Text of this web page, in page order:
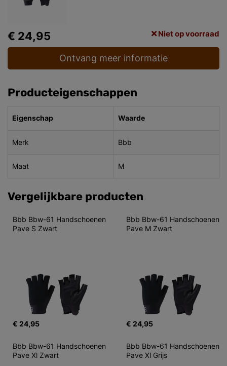
€ 24,95 Niet op voorraad
Ontvang meer informatie
Producteigenschappen
Eigenschap Waarde
Merk Bbb
Maat M
Vergelijkbare producten
Bbb Bbw-61 Handschoenen
Pave S Zwart
€ 24,95
Bbb Bbw-61 Handschoenen
Pave M Zwart
€ 24,95
Bbb Bbw-61 Handschoenen
Pave Xl Zwart
Bbb Bbw-61 Handschoenen
Pave Xl Grijs